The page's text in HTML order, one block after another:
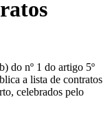
do nº 1 do artigo 5º
a lista de contratos
celebrados pelo